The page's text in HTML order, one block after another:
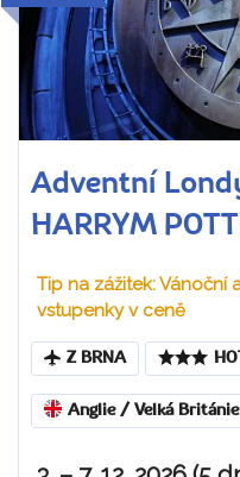
Adventní
HARRYM
Tip na zážitek: Vánoční
vstupenky v ceně
Z BRNA
Anglie / Velká Británie